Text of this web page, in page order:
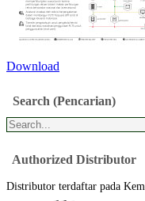
Download
Search (Pencarian)
Authorized Distributor
Distributor terdaftar pada